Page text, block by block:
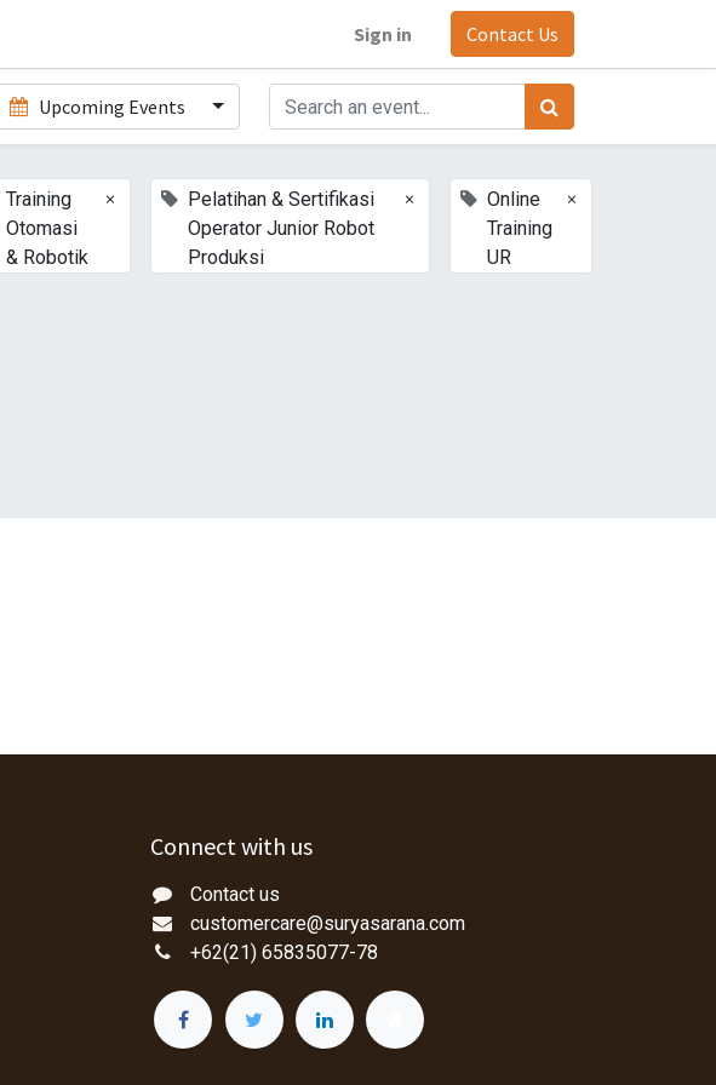
Sign in Contact Us
Upcoming Events
Training
Otomasi
& Robotik
×
Pelatihan & Sertifikasi
Operator Junior Robot
Produksi
×
Online
Training
UR
×
Connect with us
Contact us
customercare@suryasarana.com
+62(21) 65835077-78